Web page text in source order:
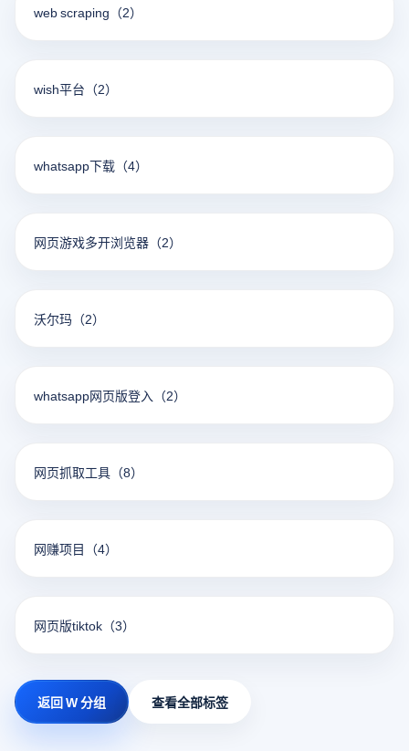
web scraping （2）
wish平台 （2）
whatsapp下载 （4）
网页游戏多开浏览器 （2）
沃尔玛 （2）
whatsapp网页版登入 （2）
网页抓取工具 （8）
网赚项目 （4）
网页版tiktok （3）
返回 W 分组 查看全部标签